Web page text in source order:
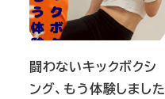
闘わないキックボクシ
ング、もう体験しました